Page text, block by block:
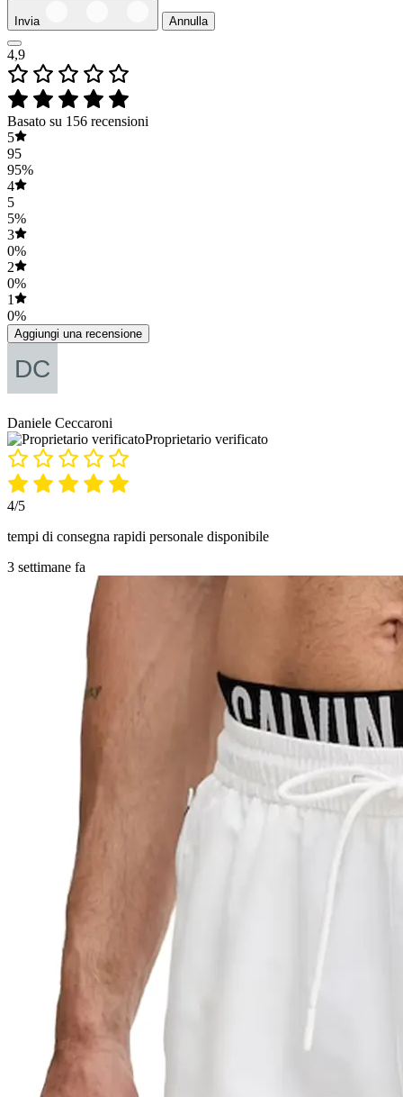
Invia Annulla
4,9
Basato su 156 recensioni
5
95
95%
4
5
5%
3
0%
2
0%
1
0%
Aggiungi una recensione
Daniele Ceccaroni
Proprietario verificato
4/5
tempi di consegna rapidi personale disponibile
3 settimane fa